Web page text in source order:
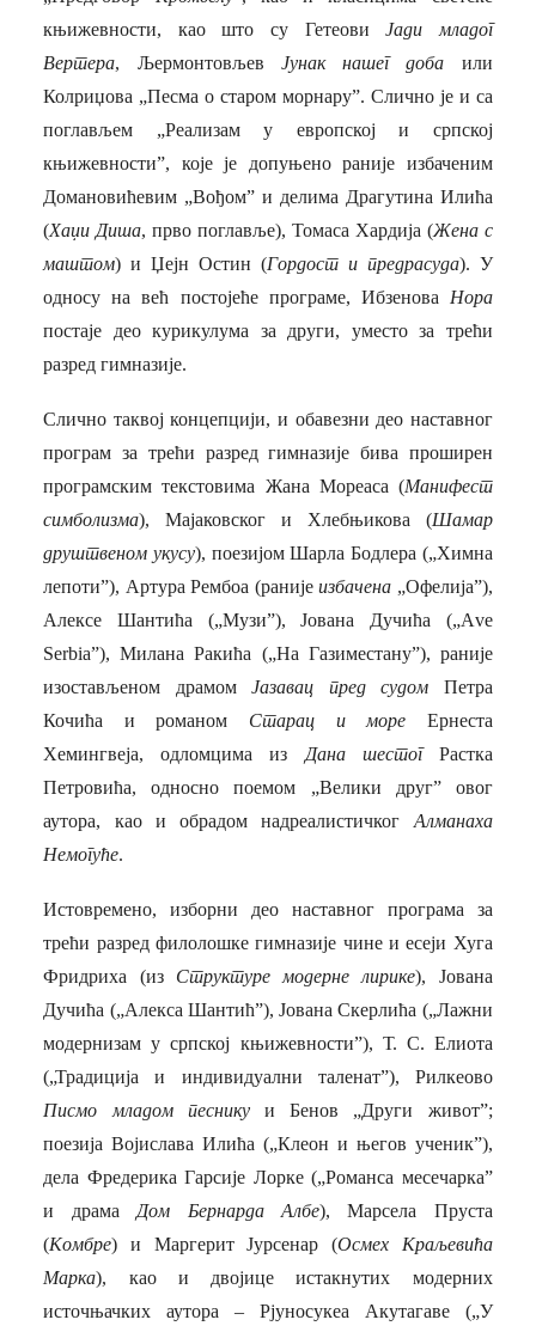
књижевности, као што су ГетеовиЈади младог
Вертера, Љермонтовљев Јунак нашег доба или
Колриџова „Песма о старом морнару”. Слично је и са
поглављем „Реализам у европској и српској
књижевности”, које је допуњено раније избаченим
Домановићевим „Вођом” и делима Драгутина Илића
(Хаџи Диша, прво поглавље), Томаса Хардија (Жена с
маштом) и Џејн Остин (Гордост и предрасуда). У
односу на већ постојеће програме, Ибзенова Нора
постаје део курикулума за други, уместо за трећи
разред гимназије.
Слично таквој концепцији, и обавезни део наставног
програм за трећи разред гимназије бива проширен
програмским текстовима Жана Мореаса (Манифест
симболизма), Мајаковског и Хлебњикова (Шамар
друштвеном укусу), поезијом Шарла Бодлера („Химна
лепоти”), Артура Рембоа (ранијеизбачена „Офелија”),
Алексе Шантића („Музи”), Јована Дучића („Аve
Serbia”), Милана Ракића („На Газиместану”), раније
изостављеном драмомЈазавац пред судом Петра
Кочића и романом Старац и море Ернеста
Хемингвеја, одломцима из Дана шестог Растка
Петровића, односно поемом „Велики друг” овог
аутора, као и обрадом надреалистичког Алманаха
Немогуће.
Истовремено, изборни део наставног програма за
трећи разред филолошке гимназије чине и есеји Хуга
Фридриха (из Структуре модерне лирике), Јована
Дучића („Алекса Шантић”), Јована Скерлића („Лажни
модернизам у српској књижевности”), Т. С. Елиота
(„Традиција и индивидуални таленат”), Рилкеово
Писмо младом песнику и Бенов „Други живот”;
поезија Војислава Илића („Клеон и његов ученик”),
дела Фредерика Гарсије Лорке („Романса месечарка”
и драма Дом Бернарда Албе), Марсела Пруста
(Комбре) и Маргерит Јурсенар (Осмех Краљевића
Марка), као и двојице истакнутих модерних
источњачких аутора – Рјуносукеа Акутагаве („У